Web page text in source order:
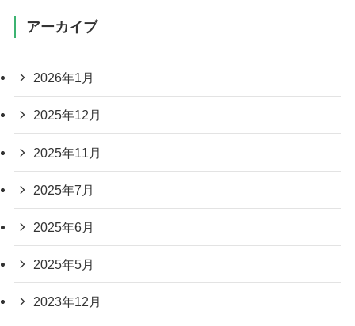
アーカイブ
2026年1月
2025年12月
2025年11月
2025年7月
2025年6月
2025年5月
2023年12月